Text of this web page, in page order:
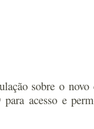
sobre o
acesso e